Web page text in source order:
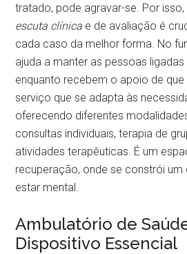
tratado, pode agravar-se. Por
escuta clínica e de avaliação é
cada caso da melhor forma. No
ajuda a manter as pessoas ligadas
enquanto recebem o apoio de que
serviço que se adapta às
oferecendo diferentes
consultas individuais, terapia de
atividades terapêuticas. É um
recuperação, onde se constrói
estar mental.
Ambulatório de
Dispositivo Essencial